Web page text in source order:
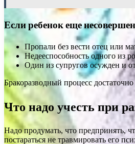
Если ребенок еще
Пропали без вести отец или
Недееспособность одного из
Один из супругов осужден и
Бракоразводный процесс
Что надо учесть при
Надо продумать, что предпринять,
постараться не травмировать его